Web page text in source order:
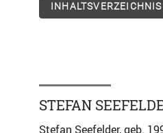
INHALTSVERZEICHNIS
STEFAN
Stefan Seefelder, geb.